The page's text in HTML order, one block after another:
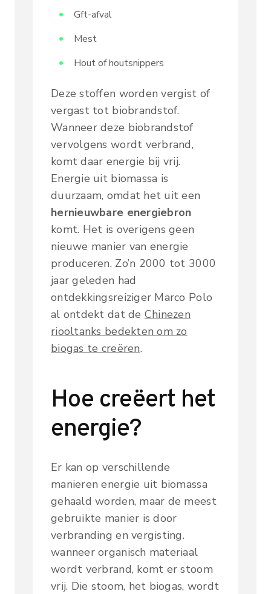
Gft-afval
Mest
Hout of houtsnippers
Deze stoffen worden vergist of
vergast tot biobrandstof.
Wanneer deze biobrandstof
vervolgens wordt verbrand,
komt daar energie bij vrij.
Energie uit biomassa is
duurzaam, omdat het uit een
hernieuwbare energiebron
komt. Het is overigens geen
nieuwe manier van energie
produceren. Zo’n 2000 tot 3000
jaar geleden had
ontdekkingsreiziger Marco Polo
al ontdekt dat de Chinezen
riooltanks bedekten om zo
biogas te creëren.
Hoe creëert het
energie?
Er kan op verschillende
manieren energie uit biomassa
gehaald worden, maar de meest
gebruikte manier is door
verbranding en vergisting.
wanneer organisch materiaal
wordt verbrand, komt er stoom
vrij. Die stoom, het biogas, wordt